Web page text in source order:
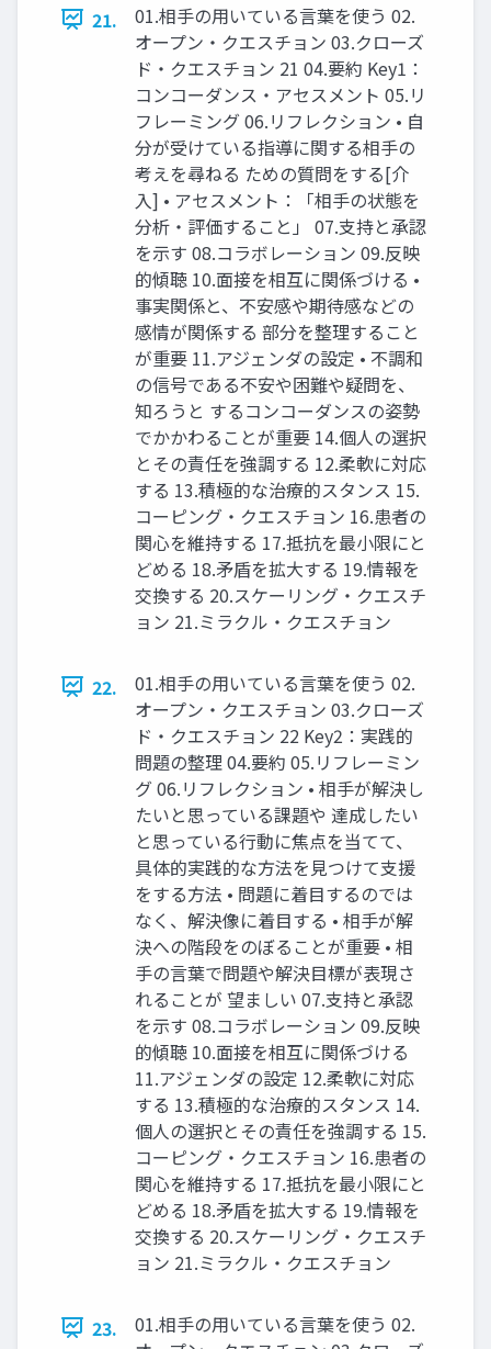
21.
01.相手の用いている言葉を使う 02.
オープン・クエスチョン 03.クローズ
ド・クエスチョン 21 04.要約 Key1：
コンコーダンス・アセスメント 05.リ
フレーミング 06.リフレクション • 自
分が受けている指導に関する相手の
考えを尋ねる ための質問をする[介
入] • アセスメント：「相手の状態を
分析・評価すること」 07.支持と承認
を示す 08.コラボレーション 09.反映
的傾聴 10.面接を相互に関係づける •
事実関係と、不安感や期待感などの
感情が関係する 部分を整理すること
が重要 11.アジェンダの設定 • 不調和
の信号である不安や困難や疑問を、
知ろうと するコンコーダンスの姿勢
でかかわることが重要 14.個人の選択
とその責任を強調する 12.柔軟に対応
する 13.積極的な治療的スタンス 15.
コーピング・クエスチョン 16.患者の
関心を維持する 17.抵抗を最小限にと
どめる 18.矛盾を拡大する 19.情報を
交換する 20.スケーリング・クエスチ
ョン 21.ミラクル・クエスチョン
22.
01.相手の用いている言葉を使う 02.
オープン・クエスチョン 03.クローズ
ド・クエスチョン 22 Key2：実践的
問題の整理 04.要約 05.リフレーミン
グ 06.リフレクション • 相手が解決し
たいと思っている課題や 達成したい
と思っている行動に焦点を当てて、
具体的実践的な方法を見つけて支援
をする方法 • 問題に着目するのでは
なく、解決像に着目する • 相手が解
決への階段をのぼることが重要 • 相
手の言葉で問題や解決目標が表現さ
れることが 望ましい 07.支持と承認
を示す 08.コラボレーション 09.反映
的傾聴 10.面接を相互に関係づける
11.アジェンダの設定 12.柔軟に対応
する 13.積極的な治療的スタンス 14.
個人の選択とその責任を強調する 15.
コーピング・クエスチョン 16.患者の
関心を維持する 17.抵抗を最小限にと
どめる 18.矛盾を拡大する 19.情報を
交換する 20.スケーリング・クエスチ
ョン 21.ミラクル・クエスチョン
23.
01.相手の用いている言葉を使う 02.